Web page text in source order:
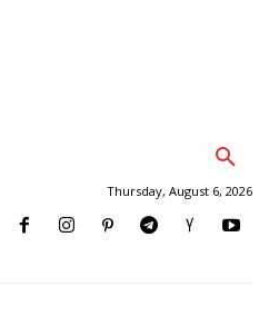
Thursday, August 6, 2026